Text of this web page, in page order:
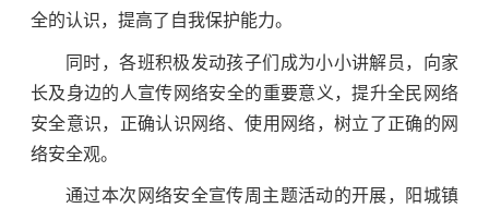
全的认识，提高了自我保护能力。
同时，各班积极发动孩子们成为小小讲解员，向家
长及身边的人宣传网络安全的重要意义，提升全民网络
安全意识，正确认识网络、使用网络，树立了正确的网
络安全观。
通过本次网络安全宣传周主题活动的开展，阳城镇